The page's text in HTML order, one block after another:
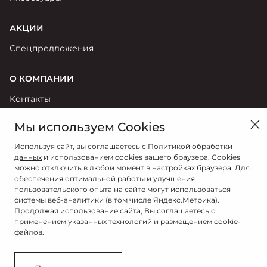
АКЦИИ
Спецпредложения
О КОМПАНИИ
Контакты
Реквизиты
Политика обработки персональных данных
Правила пользования сайтом
Согласие на обработку персональных данных
Мы используем Cookies
Используя сайт, вы соглашаетесь с Политикой обработки
данных и использованием cookies вашего браузера. Cookies
можно отключить в любой момент в настройках браузера. Для
обеспечения оптимальной работы и улучшения
пользовательского опыта на сайте могут использоваться
системы веб-аналитики (в том числе Яндекс.Метрика).
Продолжая использование сайта, Вы соглашаетесь с
применением указанных технологий и размещением cookie-
файлов.